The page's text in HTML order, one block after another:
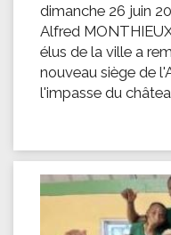
dimanche 26 juin
Alfred
élus de la ville a
nouveau siège de
l'impasse du